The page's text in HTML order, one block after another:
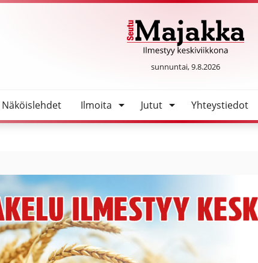
SeutuMajakka
sunnuntai, 9.8.2026
Näköislehdet Ilmoita Jutut Yhteystiedot